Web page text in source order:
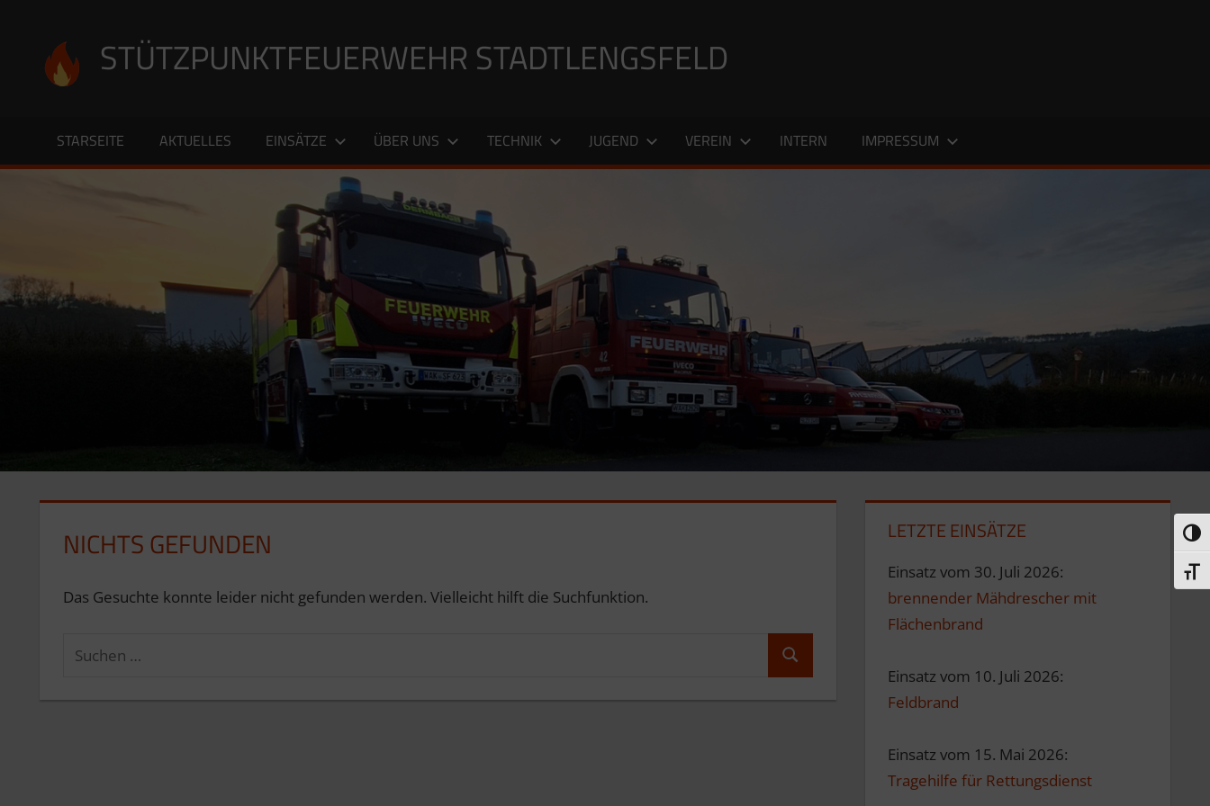
springen
STÜTZPUNKTFEUERWEHR STADTLENGSFELD
STARSEITE AKTUELLES EINSÄTZE ÜBER UNS TECHNIK JUGEND VEREIN INTERN IMPRESSUM
NICHTS GEFUNDEN
Das Gesuchte konnte leider nicht gefunden werden. Vielleicht hilft die Suchfunktion.
Suchen
Suchen
LETZTE EINSÄTZE
Einsatz vom 30. Juli 2026:
brennender Mähdrescher mit
Flächenbrand
Einsatz vom 10. Juli 2026:
Feldbrand
Einsatz vom 15. Mai 2026:
Tragehilfe für Rettungsdienst